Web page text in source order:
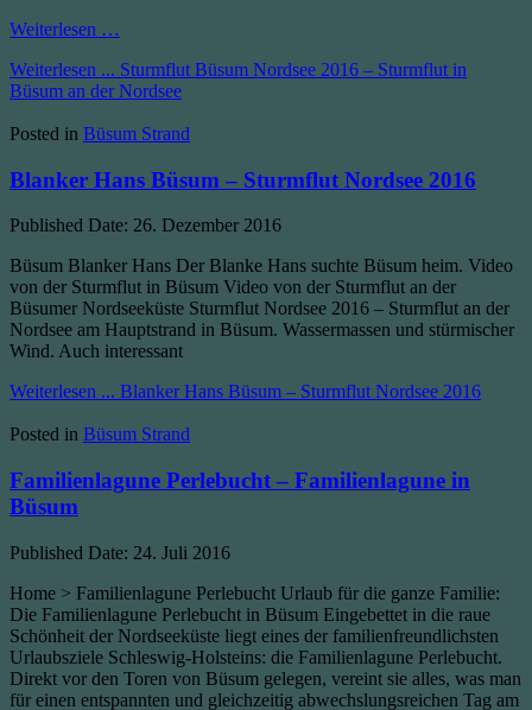
Weiterlesen …
Weiterlesen ... Sturmflut Büsum Nordsee 2016 – Sturmflut in
Büsum an der Nordsee
Posted in Büsum Strand
Blanker Hans Büsum – Sturmflut Nordsee 2016
Published Date: 26. Dezember 2016
Büsum Blanker Hans Der Blanke Hans suchte Büsum heim. Video
von der Sturmflut in Büsum Video von der Sturmflut an der
Büsumer Nordseeküste Sturmflut Nordsee 2016 – Sturmflut an der
Nordsee am Hauptstrand in Büsum. Wassermassen und stürmischer
Wind. Auch interessant
Weiterlesen ... Blanker Hans Büsum – Sturmflut Nordsee 2016
Posted in Büsum Strand
Familienlagune Perlebucht – Familienlagune in
Büsum
Published Date: 24. Juli 2016
Home > Familienlagune Perlebucht Urlaub für die ganze Familie:
Die Familienlagune Perlebucht in Büsum Eingebettet in die raue
Schönheit der Nordseeküste liegt eines der familienfreundlichsten
Urlaubsziele Schleswig-Holsteins: die Familienlagune Perlebucht.
Direkt vor den Toren von Büsum gelegen, vereint sie alles, was man
für einen entspannten und gleichzeitig abwechslungsreichen Tag am